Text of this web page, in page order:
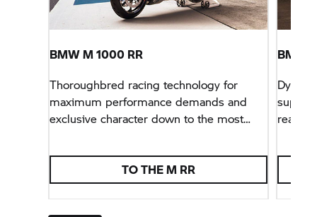
BMWM 1000 RR
Thoroughbred racing technology for
maximum performance demands and
exclusive character down to the most
TO THE M RR
BMW
ready